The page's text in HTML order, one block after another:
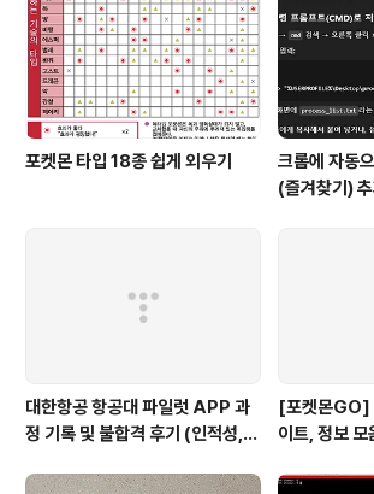
구성되어 왔어요. 진라면 매운맛 빼곤 아쉽지 않은 구성이
었습니다. 아이가 4살이라... 햇반이랑 김, 국이랑 참치만
먹..
포켓몬 타입 18종 쉽게 외우기
크롬에 자동
(즐겨찾기)
대한항공 항공대 파일럿 APP 과
정 기록 및 불합격 후기 (인적성,
[포켓몬GO]
이트, 정보 모